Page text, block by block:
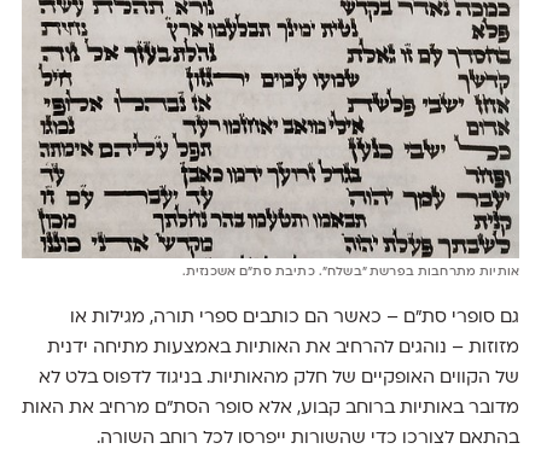
אותיות מתרחבות בפרשת ״בשלח״. כתיבת סת״ם אשכנזית.
גם סופרי סת״ם – כאשר הם כותבים ספרי תורה, מגילות או
מזוזות – נוהגים להרחיב את האותיות באמצעות מתיחה ידנית
של הקווים האופקיים של חלק מהאותיות. בניגוד לדפוס בלט לא
מדובר באותיות ברוחב קבוע, אלא סופר הסת״ם מרחיב את האות
בהתאם לצורכו כדי שהשורות ייפרסו לכל רוחב השורה.